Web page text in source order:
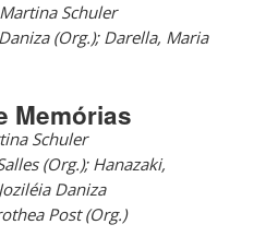
Schuler
(Org.); Darella, Maria
Memórias
Schuler
(Org.); Hanazaki,
Daniza
Post (Org.)